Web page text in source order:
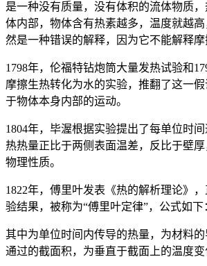
是一种没有质量，没有体积的流体物质
体内部，物体含有热素越多，温度就越
然是一种错误的解释，因为它不能解释摩
1798年，伦福特钻炮筒大量发热试验和
摩擦生热转化为水的实验，推翻了这一
于物体本身内部的运动。
1804年，毕渥根据实验提出了每单位时
热热量正比于两侧表面温差，反比于壁
物理性质。
1822年，傅里叶发表《热的解析理论》
验结果，被称为“傅里叶定律”，公式如下
其中为单位时间内传导的热量，为材料
通过的截面积，为垂直于截面上的温度变